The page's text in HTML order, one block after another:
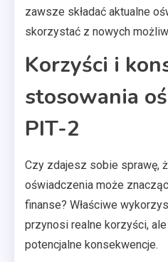
zawsze składać aktualne
skorzystać z nowych
Korzyści i
stosowania
PIT-2
Czy zdajesz sobie sprawę,
oświadczenia może
finanse? Właściwe
przynosi realne korzyści,
potencjalne konsekwencje.